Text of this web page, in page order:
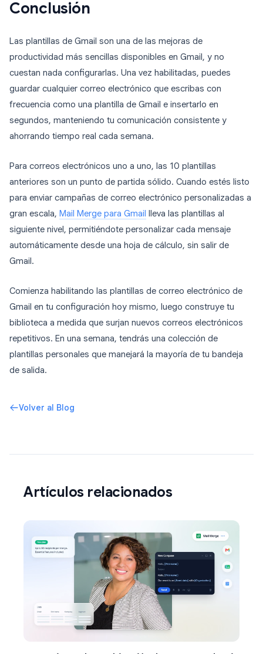
Conclusión
Las plantillas de Gmail son una de las mejoras de
productividad más sencillas disponibles en Gmail, y no
cuestan nada configurarlas. Una vez habilitadas, puedes
guardar cualquier correo electrónico que escribas con
frecuencia como una plantilla de Gmail e insertarlo en
segundos, manteniendo tu comunicación consistente y
ahorrando tiempo real cada semana.
Para correos electrónicos uno a uno, las 10 plantillas
anteriores son un punto de partida sólido. Cuando estés listo
para enviar campañas de correo electrónico personalizadas a
gran escala, Mail Merge para Gmail
lleva las plantillas al
siguiente nivel, permitiéndote personalizar cada mensaje
automáticamente desde una hoja de cálculo, sin salir de
Gmail.
Comienza habilitando las plantillas de correo electrónico de
Gmail en tu configuración hoy mismo, luego construye tu
biblioteca a medida que surjan nuevos correos electrónicos
repetitivos. En una semana, tendrás una colección de
plantillas personales que manejará la mayoría de tu bandeja
de salida.
Volver al Blog
Artículos relacionados